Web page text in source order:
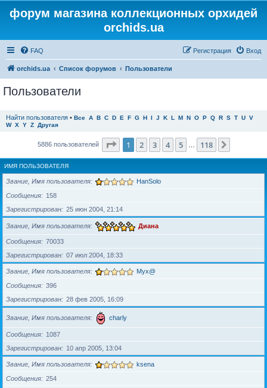
форум магазина коллекционных орхидей
orchids.ua
FAQ Вход
Регистрация
orchids.ua Список форумов Пользователи
Пользователи
Найти пользователя • Все A B C D E F G H I J K L M N O P Q R S T U V
W X Y Z Другая
5886 пользователей Страница из 118
1 2 3 4 5 118
ИМЯ ПОЛЬЗОВАТЕЛЯ
Звание, Имя пользователя HanSolo
Сообщения
158
Зарегистрирован
25 июн 2004, 21:14
Звание, Имя пользователя Диана
Сообщения
70033
Зарегистрирован
07 июл 2004, 18:33
Звание, Имя пользователя Myx@
Сообщения
396
Зарегистрирован
28 фев 2005, 16:09
Звание, Имя пользователя charly
Сообщения
1087
Зарегистрирован
10 апр 2005, 13:04
Звание, Имя пользователя ksena
Сообщения
254